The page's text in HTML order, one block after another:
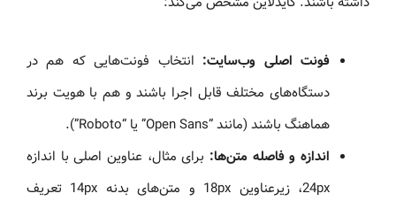
فونت اصلی وب‌سایت: انتخاب فونت‌هایی که هم در
دستگاه‌های مختلف قابل اجرا باشند و هم با هویت برند
هماهنگ باشند (مانند “Open Sans” یا “Roboto”).
اندازه و فاصله متن‌ها: برای مثال، عناوین اصلی با اندازه
24px، زیرعناوین 18px و متن‌های بدنه 14px تعریف